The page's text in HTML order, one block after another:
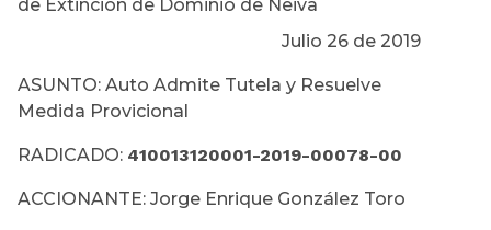
de Extinción de Dominio de Neiva
Julio 26 de 2019
ASUNTO: Auto Admite Tutela y Resuelve
Medida Provicional
RADICADO: 410013120001-2019-00078-00
ACCIONANTE: Jorge Enrique González Toro